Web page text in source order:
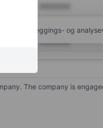
XXXXXXX
flere kartleggings- og
The company is